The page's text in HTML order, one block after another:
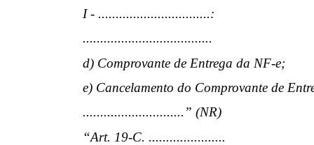
I - ................................:
.....................................
d) Comprovante de Entrega da NF-e;
e) Cancelamento do Comprovante de
.............................” (NR)
“Art. 19-C. ......................